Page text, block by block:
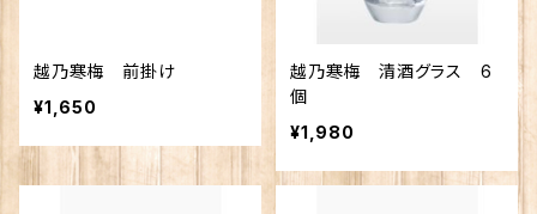
越乃寒梅 前掛け
¥1,650
越乃寒梅 清酒グラス 6
個
¥1,980